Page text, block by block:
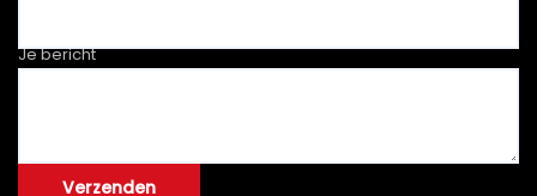
Je bericht